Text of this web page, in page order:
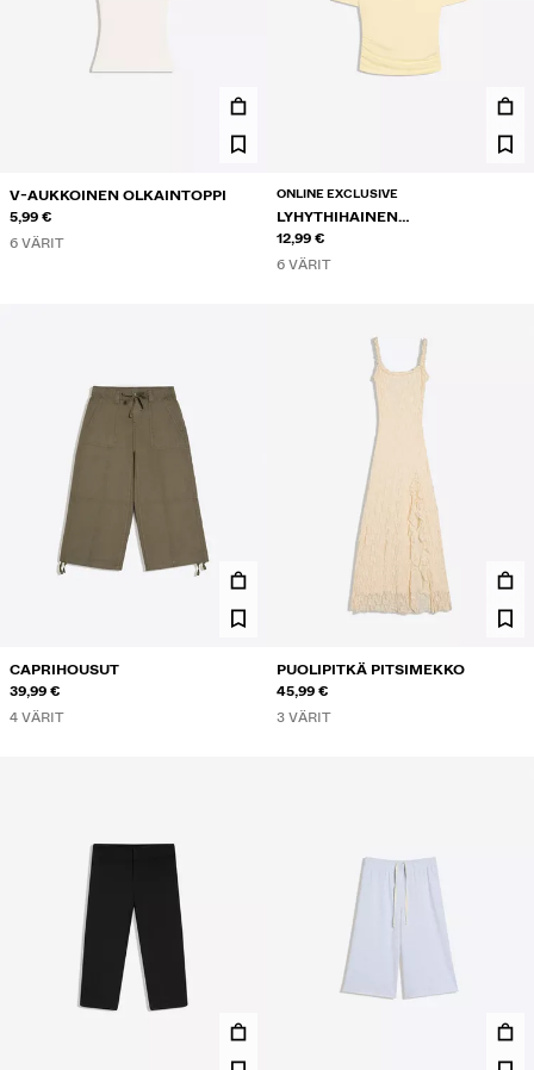
V-AUKKOINEN OLKAINTOPPI
5,99 €
6 VÄRIT
ONLINE EXCLUSIVE
LYHYTHIHAINEN
EPÄSYMMETRINEN T-PAITA
12,99 €
6 VÄRIT
CAPRIHOUSUT
39,99 €
4 VÄRIT
PUOLIPITKÄ PITSIMEKKO
45,99 €
3 VÄRIT